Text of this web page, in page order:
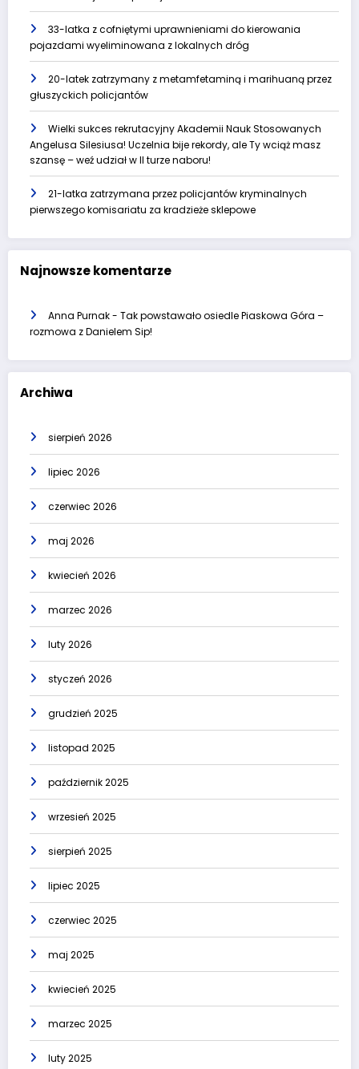
33-latka z cofniętymi uprawnieniami do kierowania
pojazdami wyeliminowana z lokalnych dróg
20-latek zatrzymany z metamfetaminą i marihuaną przez
głuszyckich policjantów
Wielki sukces rekrutacyjny Akademii Nauk Stosowanych
Angelusa Silesiusa! Uczelnia bije rekordy, ale Ty wciąż masz
szansę – weź udział w II turze naboru!
21-latka zatrzymana przez policjantów kryminalnych
pierwszego komisariatu za kradzieże sklepowe
Najnowsze komentarze
Anna Purnak- Tak powstawało osiedle Piaskowa Góra –
rozmowa z Danielem Sip!
Archiwa
sierpień 2026
lipiec 2026
czerwiec 2026
maj 2026
kwiecień 2026
marzec 2026
luty 2026
styczeń 2026
grudzień 2025
listopad 2025
październik 2025
wrzesień 2025
sierpień 2025
lipiec 2025
czerwiec 2025
maj 2025
kwiecień 2025
marzec 2025
luty 2025